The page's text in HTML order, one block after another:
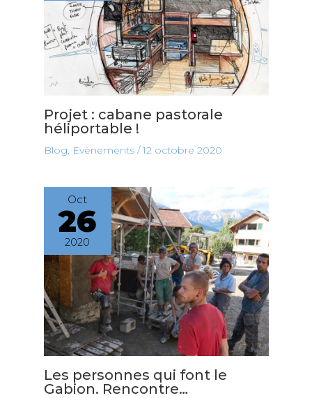
Projet : cabane pastorale
héliportable !
Blog Evènements/12 octobre 2020
Oct
26
2020
Les personnes qui font le
Gabion. Rencontre…